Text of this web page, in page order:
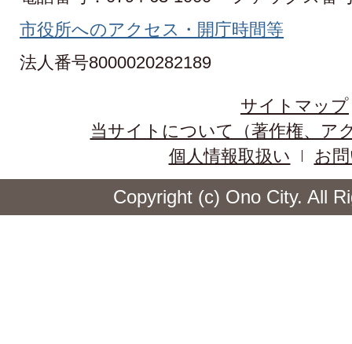
市役所へのアクセス・開庁時間等
法人番号8000020282189
サイトマップ
当サイトについて（著作権、ア
個人情報取扱い
お
Copyright (c) Ono City. All